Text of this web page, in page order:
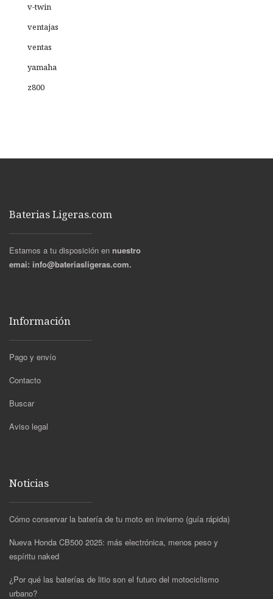
v-twin
ventajas
ventas
yamaha
z800
Baterias Ligeras.com
Estamos a tu disposición en nuestro
emai: info@bateriasligeras.com.
Información
Pago y envío
Contacto
Buscar
Aviso legal
Noticias
Cómo conservar la batería de tu moto en invierno (guía rápida)
Nueva Honda CB500 2025: más electrónica, menos peso y
espíritu naked
¿Por qué las baterías de litio son el futuro del motociclismo
urbano?